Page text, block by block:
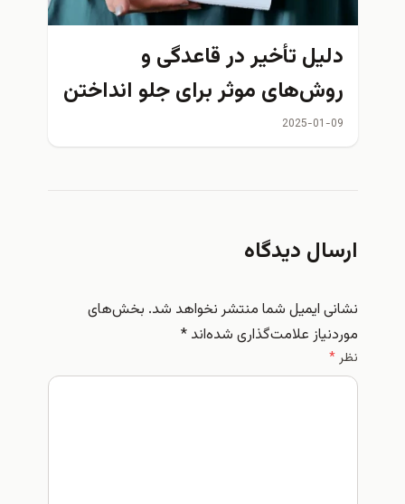
دلیل تأخیر در قاعدگی و
روش‌های موثر برای جلو انداختن
پریود
2025-01-09
ارسال دیدگاه
نشانی ایمیل شما منتشر نخواهد شد. بخش‌های
موردنیاز علامت‌گذاری شده‌اند*
نظر*